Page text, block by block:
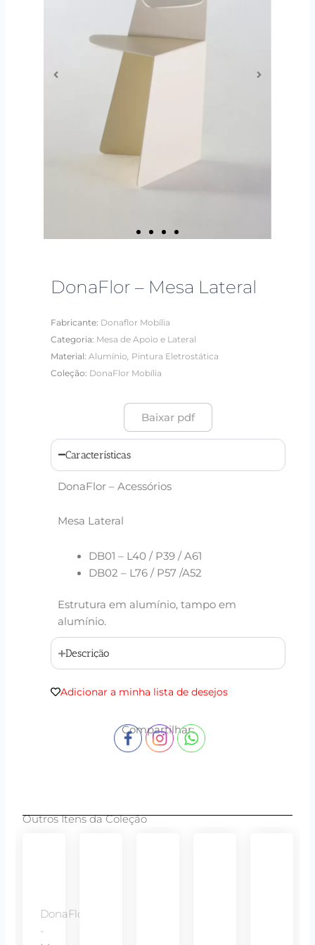
DonaFlor – Mesa Lateral
Fabricante: Donaflor Mobília
Categoria: Mesa de Apoio e Lateral
Material:Alumínio Pintura Eletrostática
Coleção: DonaFlor Mobília
Baixar pdf
Características
DonaFlor – Acessórios
Mesa Lateral
DB01 – L40 / P39 / A61
DB02 – L76 / P57 /A52
Estrutura em alumínio, tampo em
alumínio.
Descrição
Adicionar a minha lista de desejos
Compartilhar:
Outros Itens da Coleção
DonaFlor
-